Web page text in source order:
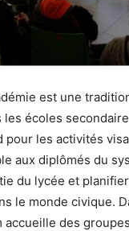
est une
écoles
pour les activités
aux diplômés du
du lycée et
le monde civique.
des